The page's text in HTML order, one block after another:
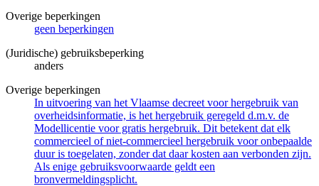
Overige beperkingen
geen beperkingen
(Juridische) gebruiksbeperking
anders
Overige beperkingen
In uitvoering van het Vlaamse decreet voor hergebruik van
overheidsinformatie, is het hergebruik geregeld d.m.v. de
Modellicentie voor gratis hergebruik. Dit betekent dat elk
commercieel of niet-commercieel hergebruik voor onbepaalde
duur is toegelaten, zonder dat daar kosten aan verbonden zijn.
Als enige gebruiksvoorwaarde geldt een
bronvermeldingsplicht.